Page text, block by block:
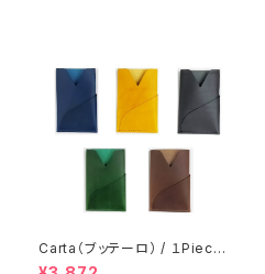
Carta（ブッテーロ） / １Piece
カードホルダー / カードケース